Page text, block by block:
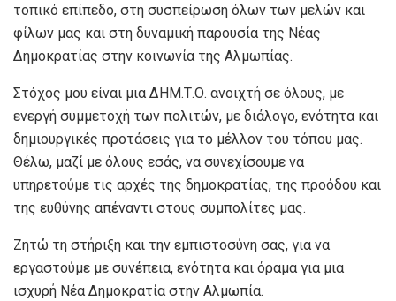
τοπικό επίπεδο, στη συσπείρωση όλων των μελών και
φίλων μας και στη δυναμική παρουσία της Νέας
Δημοκρατίας στην κοινωνία της Αλμωπίας.
Στόχος μου είναι μια ΔΗΜ.Τ.Ο. ανοιχτή σε όλους, με
ενεργή συμμετοχή των πολιτών, με διάλογο, ενότητα και
δημιουργικές προτάσεις για το μέλλον του τόπου μας.
Θέλω, μαζί με όλους εσάς, να συνεχίσουμε να
υπηρετούμε τις αρχές της δημοκρατίας, της προόδου και
της ευθύνης απέναντι στους συμπολίτες μας.
Ζητώ τη στήριξη και την εμπιστοσύνη σας, για να
εργαστούμε με συνέπεια, ενότητα και όραμα για μια
ισχυρή Νέα Δημοκρατία στην Αλμωπία.